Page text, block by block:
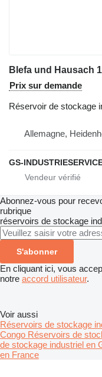
Blefa und Hausach
Prix sur demande
Réservoir de stockage
Allemagne,
GS-
Abonnez-vous pour
rubrique
réservoirs de stockage
S'abonner
En cliquant ici, vous
notre accord utilisateur.
Voir aussi
Réservoirs de stockage
Congo Réservoirs de
de stockage industriel en
en France